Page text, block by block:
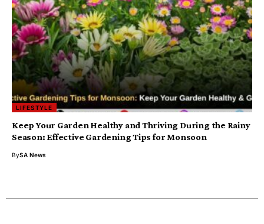
LIFESTYLE
Keep Your Garden Healthy and Thriving During the Rainy
Season: Effective Gardening Tips for Monsoon
BySA News